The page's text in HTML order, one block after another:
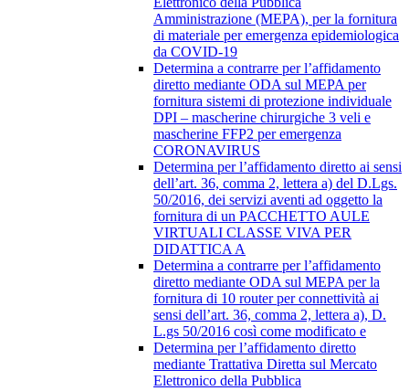
Amministrazione (MEPA), per la fornitura
di materiale per emergenza epidemiologica
da COVID-19
Determina a contrarre per l’affidamento
diretto mediante ODA sul MEPA per
fornitura sistemi di protezione individuale
DPI – mascherine chirurgiche 3 veli e
mascherine FFP2 per emergenza
CORONAVIRUS
Determina per l’affidamento diretto ai sensi
dell’art. 36, comma 2, lettera a) del D.Lgs.
50/2016, dei servizi aventi ad oggetto la
fornitura di un PACCHETTO AULE
VIRTUALI CLASSE VIVA PER
DIDATTICA A
Determina a contrarre per l’affidamento
diretto mediante ODA sul MEPA per la
fornitura di 10 router per connettività ai
sensi dell’art. 36, comma 2, lettera a), D.
L.gs 50/2016 così come modificato e
Determina per l’affidamento diretto
mediante Trattativa Diretta sul Mercato
Elettronico della Pubblica